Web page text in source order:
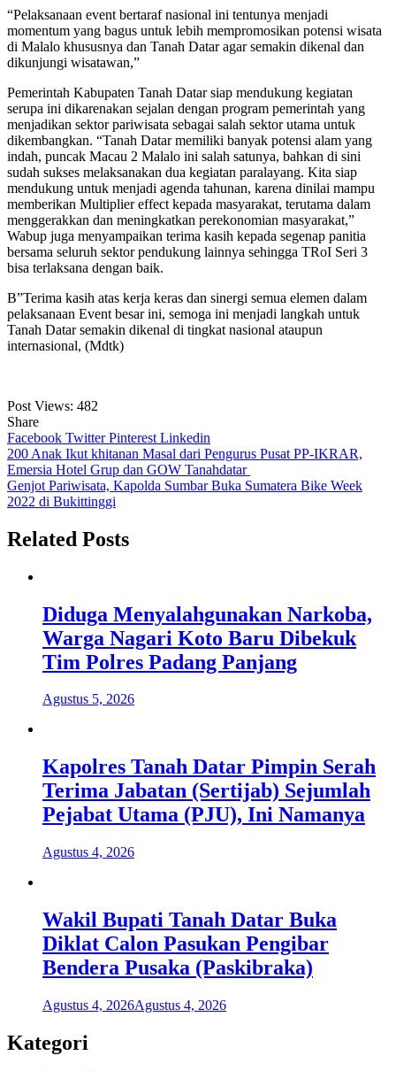
“Pelaksanaan event bertaraf nasional ini tentunya menjadi
momentum yang bagus untuk lebih mempromosikan potensi wisata
di Malalo khususnya dan Tanah Datar agar semakin dikenal dan
dikunjungi wisatawan,”
Pemerintah Kabupaten Tanah Datar siap mendukung kegiatan
serupa ini dikarenakan sejalan dengan program pemerintah yang
menjadikan sektor pariwisata sebagai salah sektor utama untuk
dikembangkan. “Tanah Datar memiliki banyak potensi alam yang
indah, puncak Macau 2 Malalo ini salah satunya, bahkan di sini
sudah sukses melaksanakan dua kegiatan paralayang. Kita siap
mendukung untuk menjadi agenda tahunan, karena dinilai mampu
memberikan Multiplier effect kepada masyarakat, terutama dalam
menggerakkan dan meningkatkan perekonomian masyarakat,”
Wabup juga menyampaikan terima kasih kepada segenap panitia
bersama seluruh sektor pendukung lainnya sehingga TRoI Seri 3
bisa terlaksana dengan baik.
B”Terima kasih atas kerja keras dan sinergi semua elemen dalam
pelaksanaan Event besar ini, semoga ini menjadi langkah untuk
Tanah Datar semakin dikenal di tingkat nasional ataupun
internasional, (Mdtk)
Post Views: 482
Share
Facebook TwitterPinterest Linkedin
Navigasi
pos
200 Anak Ikut khitanan Masal dari Pengurus Pusat PP-IKRAR,
Emersia Hotel Grup dan GOW Tanahdatar
Genjot Pariwisata, Kapolda Sumbar Buka Sumatera Bike Week
2022 di Bukittinggi
Related Posts
Diduga Menyalahgunakan Narkoba,
Warga Nagari Koto Baru Dibekuk
Tim Polres Padang Panjang
Agustus 5, 2026
Kapolres Tanah Datar Pimpin Serah
Terima Jabatan (Sertijab) Sejumlah
Pejabat Utama (PJU), Ini Namanya
Agustus 4, 2026
Wakil Bupati Tanah Datar Buka
Diklat Calon Pasukan Pengibar
Bendera Pusaka (Paskibraka)
Agustus 4, 2026Agustus 4, 2026
Kategori